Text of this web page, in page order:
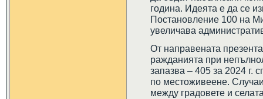
година. Идеята е да се
Постановление 100 на
увеличава
От направената
ражданията при
запазва – 405 за 2024 г.
по местоживеене.
между градовете и